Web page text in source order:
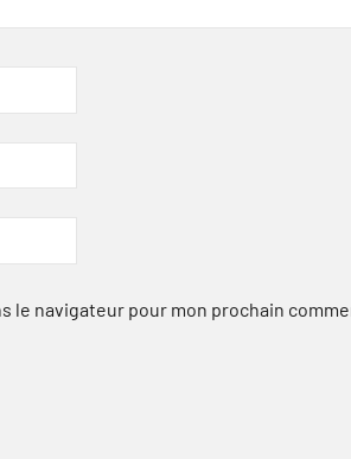
le navigateur pour mon prochain